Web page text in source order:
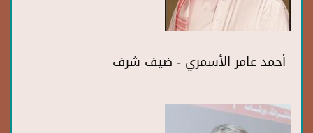
أحمد عامر الأسمري - ضيف شرف